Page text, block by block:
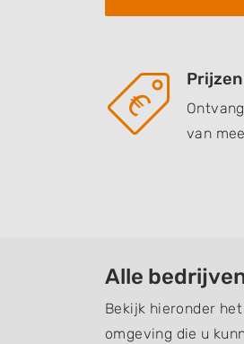
van
Alle
Bekijk hieronder
omgeving die u